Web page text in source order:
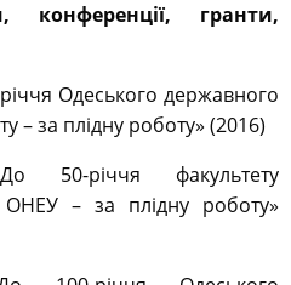
конференції, гранти,
Одеського державного
– за плідну роботу» (2016)
50-річчя факультету
ОНЕУ – за плідну роботу»